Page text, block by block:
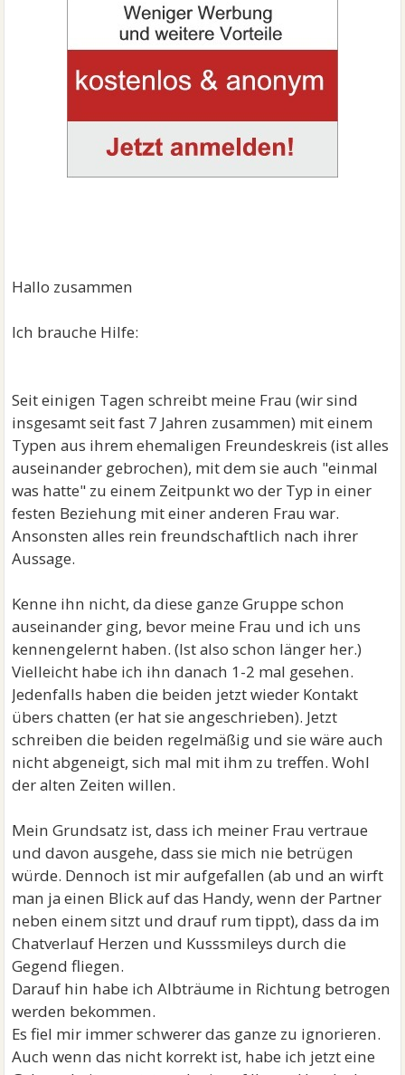
Hallo zusammen
Ich brauche Hilfe:
Seit einigen Tagen schreibt meine Frau (wir sind
insgesamt seit fast 7 Jahren zusammen) mit einem
Typen aus ihrem ehemaligen Freundeskreis (ist alles
auseinander gebrochen), mit dem sie auch "einmal
was hatte" zu einem Zeitpunkt wo der Typ in einer
festen Beziehung mit einer anderen Frau war.
Ansonsten alles rein freundschaftlich nach ihrer
Aussage.
Kenne ihn nicht, da diese ganze Gruppe schon
auseinander ging, bevor meine Frau und ich uns
kennengelernt haben. (Ist also schon länger her.)
Vielleicht habe ich ihn danach 1-2 mal gesehen.
Jedenfalls haben die beiden jetzt wieder Kontakt
übers chatten (er hat sie angeschrieben). Jetzt
schreiben die beiden regelmäßig und sie wäre auch
nicht abgeneigt, sich mal mit ihm zu treffen. Wohl
der alten Zeiten willen.
Mein Grundsatz ist, dass ich meiner Frau vertraue
und davon ausgehe, dass sie mich nie betrügen
würde. Dennoch ist mir aufgefallen (ab und an wirft
man ja einen Blick auf das Handy, wenn der Partner
neben einem sitzt und drauf rum tippt), dass da im
Chatverlauf Herzen und Kusssmileys durch die
Gegend fliegen.
Darauf hin habe ich Albträume in Richtung betrogen
werden bekommen.
Es fiel mir immer schwerer das ganze zu ignorieren.
Auch wenn das nicht korrekt ist, habe ich jetzt eine